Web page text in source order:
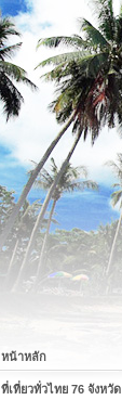
หน้าหลัก
ที่เที่ยวทั่วไทย 76 จังหวัด